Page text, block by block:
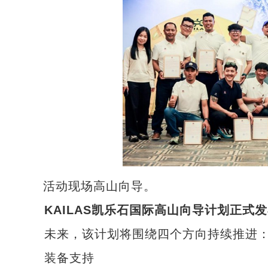
活动现场高山向导。
KAILAS凯乐石国际高山向导计划正式
未来，该计划将围绕四个方向持续推进
装备支持